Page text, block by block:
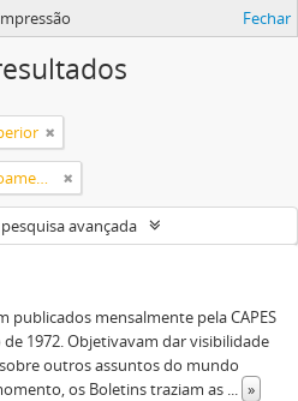
Fechar
Campanha Nacional de Aperfeiçoamento de Pessoal de Nível Superior (CAPES)
avançada
mensalmente pela CAPES
1972. Objetivavam dar visibilidade
outros assuntos do mundo
os Boletins traziam as ... »